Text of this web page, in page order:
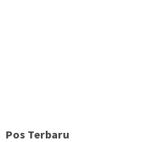
Pos Terbaru